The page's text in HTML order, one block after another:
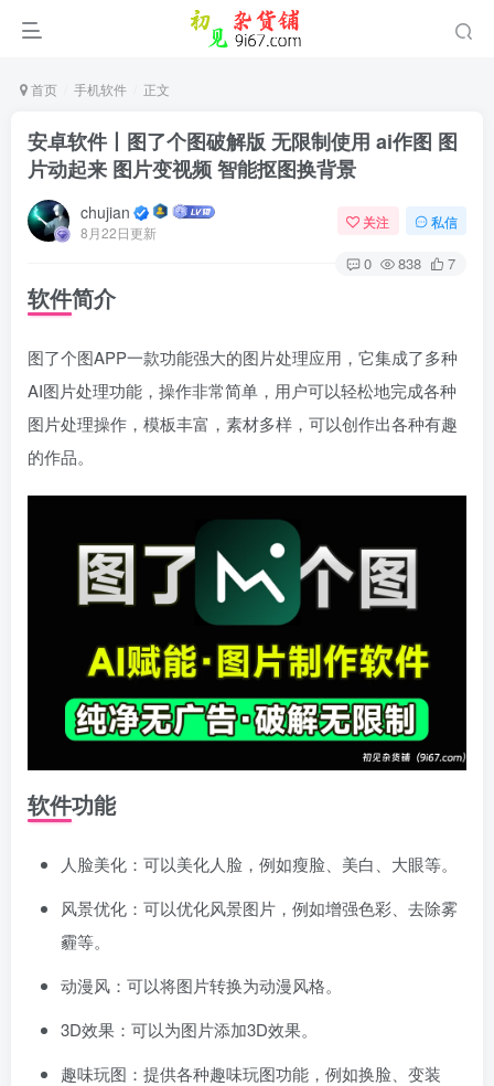
首页 手机软件 正文
安卓软件丨图了个图破解版 无限制使用 ai作图 图
片动起来 图片变视频 智能抠图换背景
chujian
8月22日更新
关注 私信
0 838 7
软件简介
图了个图APP一款功能强大的图片处理应用，它集成了多种
AI图片处理功能，操作非常简单，用户可以轻松地完成各种
图片处理操作，模板丰富，素材多样，可以创作出各种有趣
的作品。
软件功能
人脸美化：可以美化人脸，例如瘦脸、美白、大眼等。
风景优化：可以优化风景图片，例如增强色彩、去除雾
霾等。
动漫风：可以将图片转换为动漫风格。
3D效果：可以为图片添加3D效果。
趣味玩图：提供各种趣味玩图功能，例如换脸、变装